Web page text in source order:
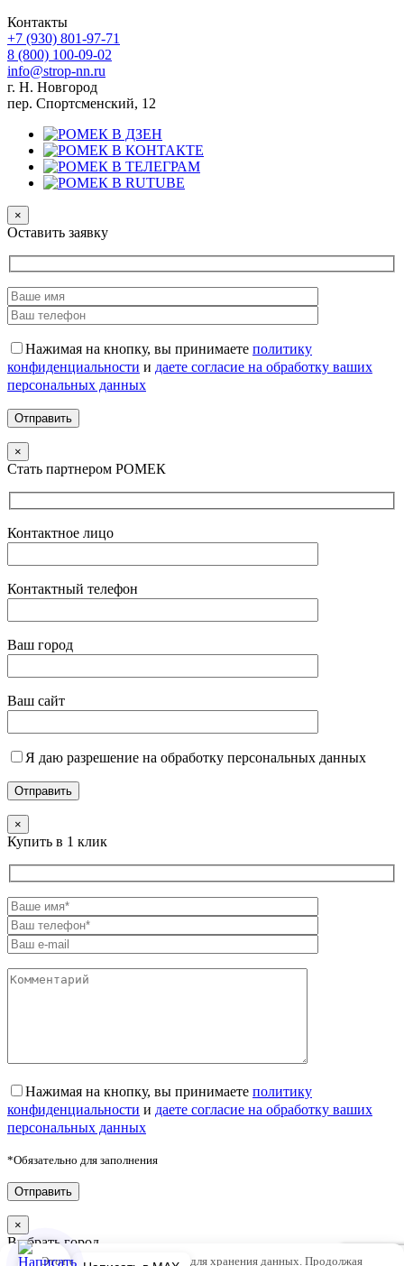
Контакты
+7 (930) 801-97-71
8 (800) 100-09-02
info@strop-nn.ru
г. Н. Новгород
пер. Спортсменский, 12
×
Оставить заявку
Нажимая на кнопку, вы принимаете политику
конфиденциальности и даете согласие на обработку ваших
персональных данных
×
Стать партнером РОМЕК
Контактное лицо
Контактный телефон
Ваш город
Ваш сайт
Я даю разрешение на обработку персональных данных
×
Купить в 1 клик
Нажимая на кнопку, вы принимаете политику
конфиденциальности и даете согласие на обработку ваших
персональных данных
*Обязательно для заполнения
×
Выбрать город
Этот сайт использует cookie для хранения данных. Продолжая